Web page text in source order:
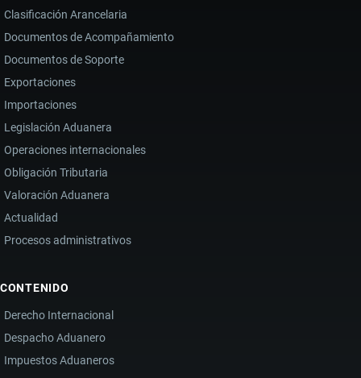
Clasificación Arancelaria
Documentos de Acompañamiento
Documentos de Soporte
Exportaciones
Importaciones
Legislación Aduanera
Operaciones internacionales
Obligación Tributaria
Valoración Aduanera
Actualidad
Procesos administrativos
CONTENIDO
Derecho Internacional
Despacho Aduanero
Impuestos Aduaneros